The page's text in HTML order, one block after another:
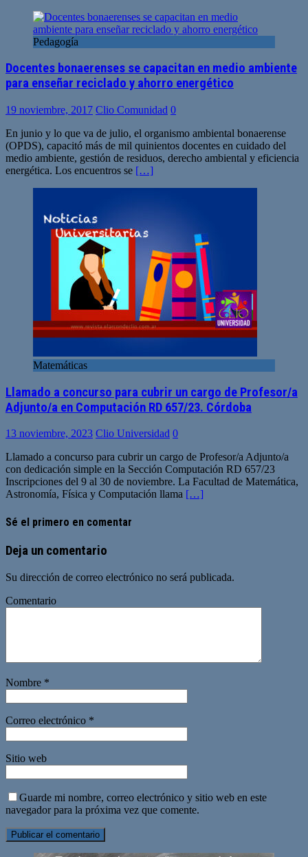
Pedagogía
Docentes bonaerenses se capacitan en medio ambiente
para enseñar reciclado y ahorro energético
19 noviembre, 2017 Clio Comunidad 0
En junio y lo que va de julio, el organismo ambiental bonaerense
(OPDS), capacitó más de mil quinientos docentes en cuidado del
medio ambiente, gestión de residuos, derecho ambiental y eficiencia
energética. Los encuentros se […]
Matemáticas
Llamado a concurso para cubrir un cargo de Profesor/a
Adjunto/a en Computación RD 657/23. Córdoba
13 noviembre, 2023 Clio Universidad 0
Llamado a concurso para cubrir un cargo de Profesor/a Adjunto/a
con dedicación simple en la Sección Computación RD 657/23
Inscripciones del 9 al 30 de noviembre. La Facultad de Matemática,
Astronomía, Física y Computación llama […]
Sé el primero en comentar
Deja un comentario
Su dirección de correo electrónico no será publicada.
Comentario
Nombre *
Correo electrónico *
Sitio web
Guarde mi nombre, correo electrónico y sitio web en este
navegador para la próxima vez que comente.